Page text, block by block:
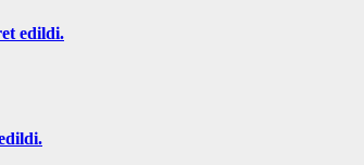
edildi.